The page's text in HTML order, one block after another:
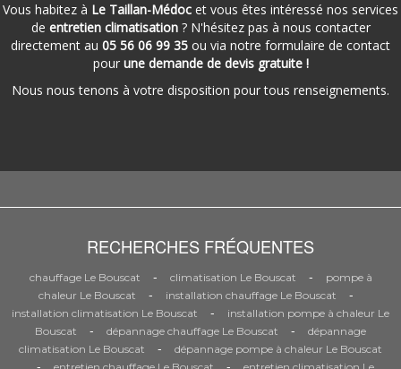
Vous habitez à Le Taillan-Médoc et vous êtes intéressé nos services
de entretien climatisation ? N'hésitez pas à nous contacter
directement au 05 56 06 99 35 ou via notre formulaire de contact
pourune demande de devis gratuite !
Nous nous tenons à votre disposition pour tous renseignements.
RECHERCHES FRÉQUENTES
chauffage Le Bouscat - climatisation Le Bouscat -
pompe à
chaleur Le Bouscat
- installation chauffage Le Bouscat -
installation climatisation Le Bouscat -
installation pompe à chaleur Le
Bouscat
- dépannage chauffage Le Bouscat -
dépannage
climatisation Le Bouscat
- dépannage pompe à chaleur Le Bouscat